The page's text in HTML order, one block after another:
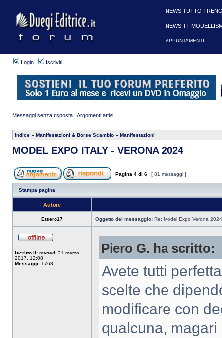
Login Iscriviti
Messaggi senza risposta | Argomenti attivi
Indice » Manifestazioni & Borse Scambio » Manifestazioni
MODEL EXPO ITALY - VERONA 2024
Pagina 4 di 6 [ 81 messaggi ]
Stampa pagina
Autore
Etsero17 Oggetto del messaggio: Re: Model Expo Verona 2024
Iscritto il: martedì 21 marzo
2017, 12:08
Messaggi: 1768
Piero G. ha scritto:
Avete tutti
scelte che
modificare con
qualcuna,
NEWS TUTTO
NEWS TT
APPUNTAMENTI